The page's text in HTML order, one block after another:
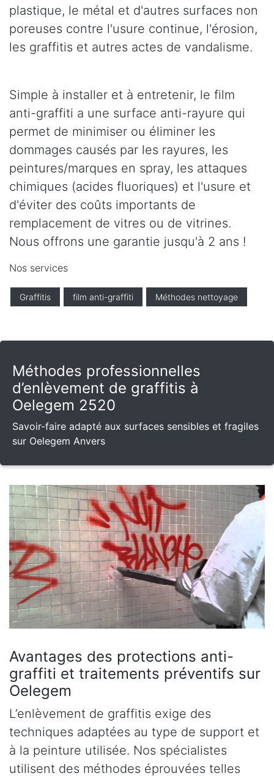
plastique, le métal et d'autres surfaces non
poreuses contre l'usure continue, l'érosion,
les graffitis et autres actes de vandalisme.
Simple à installer et à entretenir, le film
anti-graffiti a une surface anti-rayure qui
permet de minimiser ou éliminer les
dommages causés par les rayures, les
peintures/marques en spray, les attaques
chimiques (acides fluoriques) et l'usure et
d'éviter des coûts importants de
remplacement de vitres ou de vitrines.
Nous offrons une garantie jusqu'à 2 ans !
Nos services
Graffitis film anti-graffiti Méthodes nettoyage
Méthodes professionnelles
d’enlèvement de graffitis à
Oelegem 2520
Savoir-faire adapté aux surfaces sensibles et fragiles
sur Oelegem Anvers
Avantages des protections anti-
graffiti et traitements préventifs sur
Oelegem
L’enlèvement de graffitis exige des
techniques adaptées au type de support et
à la peinture utilisée. Nos spécialistes
utilisent des méthodes éprouvées telles